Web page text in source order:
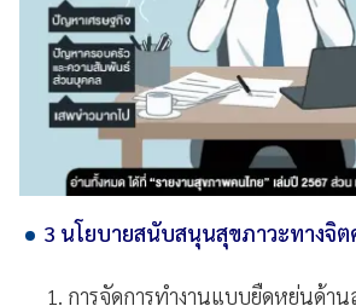
3 นโยบายสนับสนุนสุขภาวะทางจิ
การจัดการทำงานแบบยืดหยุ่นด้า